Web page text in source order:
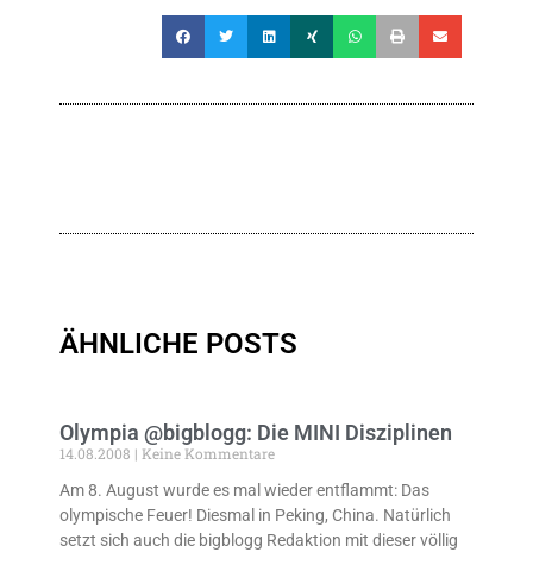
ÄHNLICHE POSTS
Olympia @bigblogg: Die MINI Disziplinen
14.08.2008
Keine Kommentare
Am 8. August wurde es mal wieder entflammt: Das
olympische Feuer! Diesmal in Peking, China. Natürlich
setzt sich auch die bigblogg Redaktion mit dieser völlig